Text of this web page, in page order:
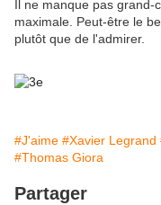
Il ne manque pas grand-
maximale. Peut-être le
plutôt que de l'admirer.
#J'aime #Xavier Legrand
#Thomas Giora
Partager